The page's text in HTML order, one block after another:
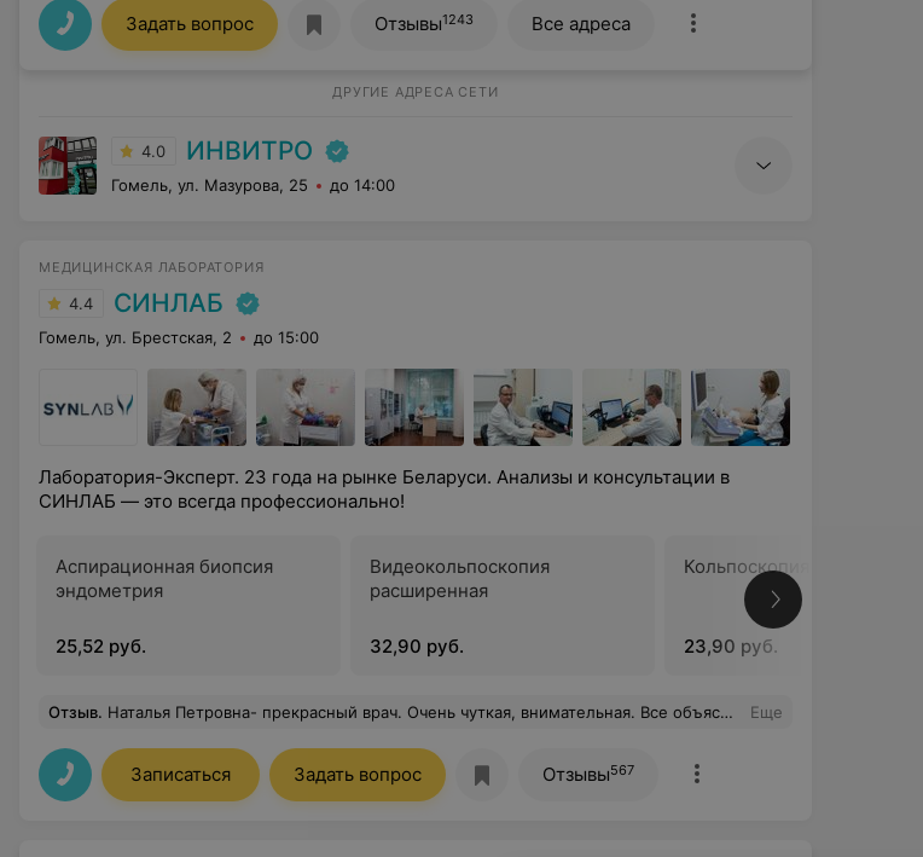
Задать вопрос Отзывы1243 Все адреса
ДРУГИЕ АДРЕСА СЕТИ
4.0 ИНВИТРО
Гомель, ул. Мазурова, 25 до 14:00
МЕДИЦИНСКАЯ ЛАБОРАТОРИЯ
4.4 СИНЛАБ
Гомель, ул. Брестская, 2 до 15:00
Лаборатория-Эксперт. 23 года на рынке Беларуси. Анализы и консультации в
СИНЛАБ — это всегда профессионально!
Аспирационная биопсия
эндометрия
25,52 руб.
Видеокольпоскопия
расширенная
32,90 руб.
Кольпоскопия расширенная
23,90 руб.
Отзыв. Наталья Петровна- прекрасный врач. Очень чуткая, внимательная. Все объясняет. Поддерживает. Не даёт бояться, а я тот ещё трус. Мазки берет безболезненно. Беременность планирую наблюдать только у неё. Еще
Записаться Задать вопрос Отзывы567